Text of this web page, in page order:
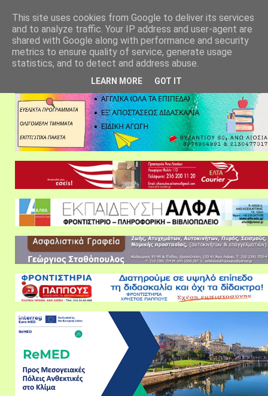
This site uses cookies from Google to deliver its services
and to analyze traffic. Your IP address and user-agent are
shared with Google along with performance and security
metrics to ensure quality of service, generate usage
statistics, and to detect and address abuse.
LEARN MORE GOT IT